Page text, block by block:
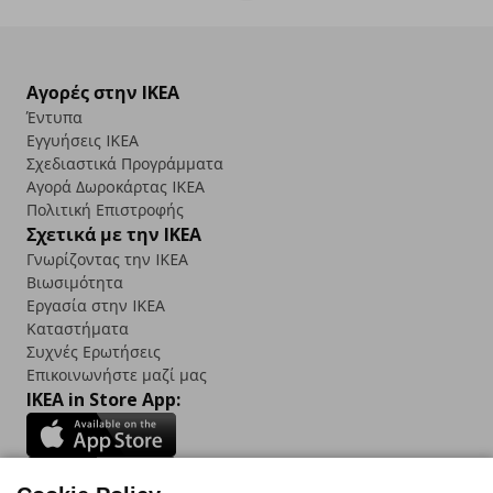
Αγορές στην IKEA
Έντυπα
Εγγυήσεις IKEA
Σχεδιαστικά Προγράμματα
Αγορά Δωρoκάρτας IKEA
Πολιτική Επιστροφής
Σχετικά με την IKEA
Γνωρίζοντας την IKEA
Βιωσιμότητα
Εργασία στην IKEA
Καταστήματα
Συχνές Ερωτήσεις
Επικοινωνήστε μαζί μας
IKEA in Store App: